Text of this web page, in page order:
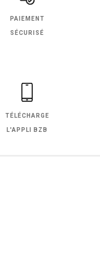
PAIEMENT
SÉCURISÉ
TÉLÉCHARGE
L'APPLI BZB